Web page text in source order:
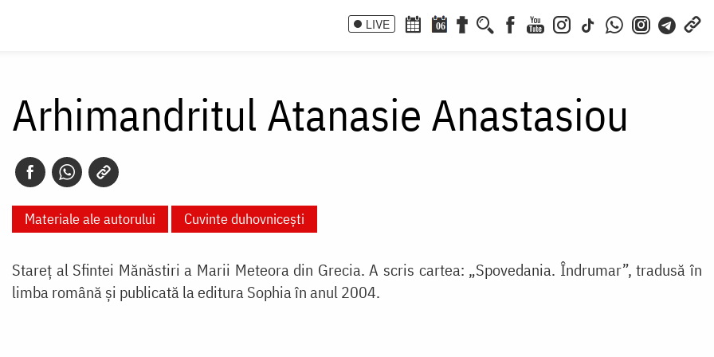
LIVE 06
Arhimandritul Atanasie Anastasiou
Materiale ale autorului Cuvinte duhovnicești
Stareț al Sfintei Mănăstiri a Marii Meteora din Grecia. A scris cartea: „Spovedania. Îndrumar”, tradusă în
limba română și publicată la editura Sophia în anul 2004.